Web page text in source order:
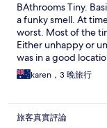
BAthrooms Tiny.
a funky smell. At
worst. Most of the
Either unhappy or
was in a good
karen，3 晚旅行
旅客真實評論